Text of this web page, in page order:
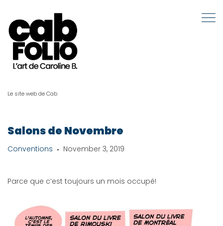
Le site web de Cab
Salons de Novembre
Conventions November 3, 2019
Parce que c’est toujours un mois occupé!